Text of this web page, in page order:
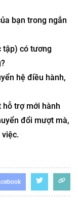
bạn trong ngắn
tập) có tương
hệ điều hành,
hỗ trợ mới hành
đổi mượt mà,
việc.